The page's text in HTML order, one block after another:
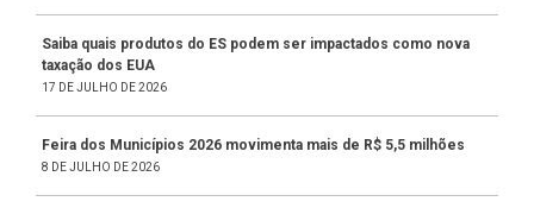
Saiba quais produtos do ES podem ser impactados como nova
taxação dos EUA
17 DE JULHO DE 2026
Feira dos Municípios 2026 movimenta mais de R$ 5,5 milhões
8 DE JULHO DE 2026